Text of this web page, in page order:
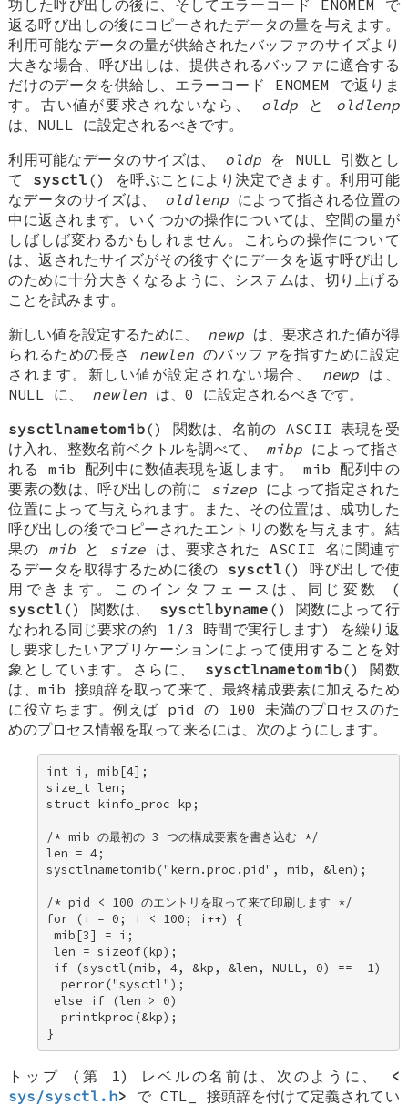
功した呼び出しの後に、そしてエラーコード ENOMEM
で
返る呼び出しの後にコピーされたデータの量を与えます。
利用可能なデータの量が供給されたバッファのサイズより
大きな場合、呼び出しは、提供されるバッファに適合する
だけのデータを供給し、エラーコード ENOMEM
で返りま
す。古い値が要求されないなら、 oldp と oldlenp
は、NULL に設定されるべきです。
利用可能なデータのサイズは、 oldpを NULL 引数とし
て sysctl () を呼ぶことにより決定できます。利用可能
なデータのサイズは、 oldlenp によって指される位置の
中に返されます。いくつかの操作については、空間の量が
しばしば変わるかもしれません。これらの操作について
は、返されたサイズがその後すぐにデータを返す呼び出し
のために十分大きくなるように、システムは、切り上げる
ことを試みます。
新しい値を設定するために、 newp は、要求された値が得
られるための長さ newlenのバッファを指すために設定
されます。新しい値が設定されない場合、 newpは、
NULL に、 newlen は、0 に設定されるべきです。
sysctlnametomib() 関数は、名前の ASCII 表現を受
け入れ、整数名前ベクトルを調べて、 mibp によって指さ
れる mib 配列中に数値表現を返します。 mib 配列中の
要素の数は、呼び出しの前に sizepによって指定された
位置によって与えられます。また、その位置は、成功した
呼び出しの後でコピーされたエントリの数を与えます。結
果の mibと size は、要求された ASCII 名に関連す
るデータを取得するために後の sysctl () 呼び出しで使
用できます。このインタフェースは、同じ変数 (
sysctl () 関数は、 sysctlbyname () 関数によって行
なわれる同じ要求の約 1/3 時間で実行します) を繰り返
し要求したいアプリケーションによって使用することを対
象としています。さらに、 sysctlnametomib() 関数
は、mib 接頭辞を取って来て、最終構成要素に加えるため
に役立ちます。例えば pid の 100 未満のプロセスのた
めのプロセス情報を取って来るには、次のようにします。
int i, mib[4];
size_t len;
struct kinfo_proc kp;
/* mib の最初の 3 つの構成要素を書き込む */
len = 4;
sysctlnametomib("kern.proc.pid", mib, &len);
/* pid < 100 のエントリを取って来て印刷します */
for (i = 0; i < 100; i++) {
mib[3] = i;
len = sizeof(kp);
if (sysctl(mib, 4, &kp, &len, NULL, 0) == -1)
  perror("sysctl");
else if (len > 0)
  printkproc(&kp);
}
トップ (第 1) レベルの名前は、次のように、
<
sys/sysctl.h> で CTL_ 接頭辞を付けて定義されてい